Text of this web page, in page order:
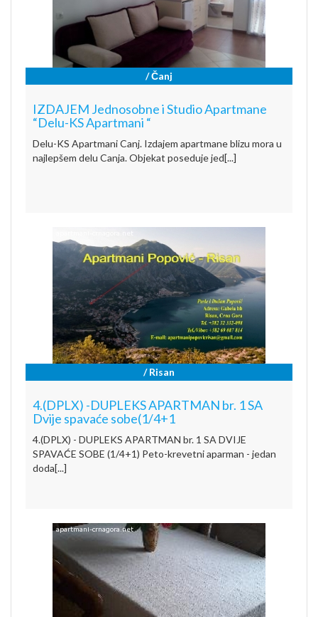
/ Čanj
IZDAJEM Jednosobne i Studio Apartmane
“Delu-KS Apartmani “
Delu-KS Apartmani Canj. Izdajem apartmane blizu mora u
najlepšem delu Canja. Objekat poseduje jed[...]
/ Risan
4.(DPLX) -DUPLEKS APARTMAN br. 1 SA
Dvije spavaće sobe(1/4+1
4.(DPLX) - DUPLEKS APARTMAN br. 1 SA DVIJE
SPAVAĆE SOBE (1/4+1) Peto-krevetni aparman - jedan
doda[...]